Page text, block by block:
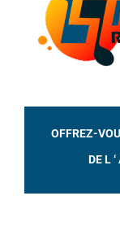
OFFREZ-
DE L